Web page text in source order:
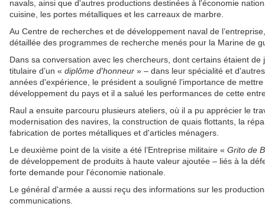
navals, ainsi que d'autres productions destinées à l'économie
cuisine, les portes métalliques et les carreaux de marbre.
Au Centre de recherches et de développement naval de
détaillée des programmes de recherche menés pour la Marine de
Dans sa conversation avec les chercheurs, dont certains étaient de
titulaire d’un « diplôme d'honneur » – dans leur spécialité et
années d'expérience, le président a souligné l’importance de
développement du pays et il a salué les performances de cette
Raul a ensuite parcouru plusieurs ateliers, où il a pu apprécier le
modernisation des navires, la construction de quais flottants, la
fabrication de portes métalliques et d'articles ménagers.
Le deuxième point de la visite a été l’Entreprise militaire « Grito de
de développement de produits à haute valeur ajoutée – liés à la
forte demande pour l'économie nationale.
Le général d'armée a aussi reçu des informations sur les
communications.